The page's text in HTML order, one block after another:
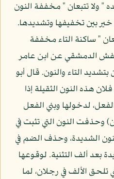
" ولا تتبعان " مخففة النون
بين تخفيفها وتشديدها.
" ساكنة التاء مخففة
الدمشقي عن ابن عامر
التاء والنون. قال أبو
هذه النون الثقيلة إذا
لدخولها وبني الفعل
وحذفت النون التي تثبت في
الشديدة، وحذف الضم في
بعد ألف التثنية. لوقوعها
تلحق الألف في رجلان، لما